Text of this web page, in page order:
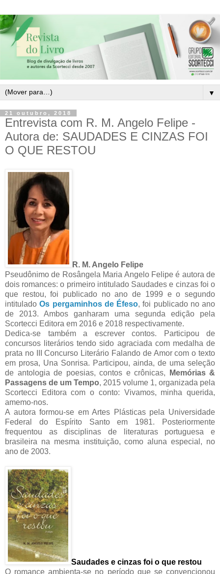
▼
21 outubro, 2018
Entrevista com R. M. Angelo Felipe -
Autora de: SAUDADES E CINZAS FOI
O QUE RESTOU
R. M. Angelo Felipe
Pseudônimo de Rosângela Maria Angelo Felipe é autora de
dois romances: o primeiro intitulado Saudades e cinzas foi o
que restou, foi publicado no ano de 1999 e o segundo
intituladoOs pergaminhos de Éfeso, foi publicado no ano
de 2013. Ambos ganharam uma segunda edição pela
Scortecci Editora em 2016 e 2018 respectivamente.
Dedica-se também a escrever contos. Participou de
concursos literários tendo sido agraciada com medalha de
prata no III Concurso Literário Falando de Amor com o texto
em prosa, Una Sonrisa. Participou, ainda, de uma seleção
de antologia de poesias, contos e crônicas,
Memórias &
Passagens de um Tempo, 2015 volume 1, organizada pela
Scortecci Editora com o conto: Vivamos, minha querida,
amemo-nos.
A autora formou-se em Artes Plásticas pela Universidade
Federal do Espírito Santo em 1981. Posteriormente
frequentou as disciplinas de literaturas portuguesa e
brasileira na mesma instituição, como aluna especial, no
ano de 2003.
Saudades e cinzas foi o que restou
O romance ambienta-se no período que se convencionou